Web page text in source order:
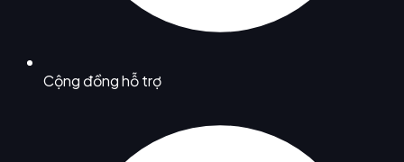
Cộng đồng hỗ trợ